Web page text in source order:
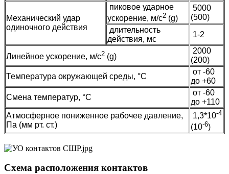
Механический удар
одиночного действия
пиковое ударное
ускорение, м/с2 (g)
5000
(500)
длительность
действия, мс
1-2
Линейное ускорение, м/с2 (g)
2000
(200)
Температура окружающей среды, °C
от -60
до +60
Смена температур, °C
от -60
до +110
Атмосферное пониженное рабочее давление,
Па (мм рт. ст.)
1,3*10-4
(10-6)
Схема расположения контактов